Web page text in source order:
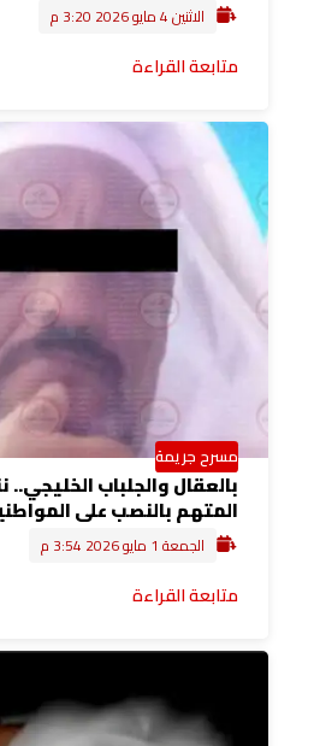
الاثنين 4 مايو 2026 3:20 م
متابعة القراءة
مسرح جريمة
بالعقال والجلباب الخليجي..
المتهم بالنصب على
الجمعة 1 مايو 2026 3:54 م
متابعة القراءة